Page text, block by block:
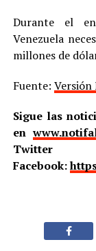
Durante el
Venezuela
millones de
Fuente: Versión
Sigue las
en
Facebook: